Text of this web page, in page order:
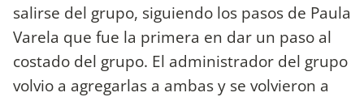
salirse del grupo, siguiendo los pasos de Paula
Varela que fue la primera en dar un paso al
costado del grupo. El administrador del grupo
volvio a agregarlas a ambas y se volvieron a